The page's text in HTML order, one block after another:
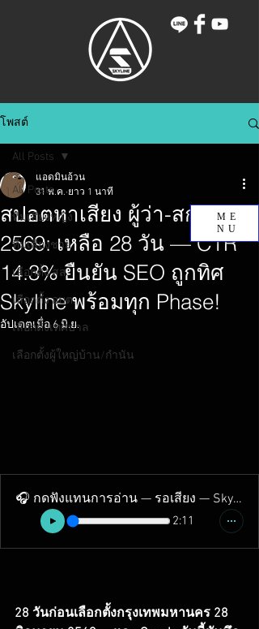
ME
NU
โพสต์
All Posts
ทีมเสียงหญิง
ทีมเสียงชาย
เลือกตั้ง สส.
เลือกตั้ง อบต.
เลือกตั้งเทศบาล
เลือกตั้งผู้ใหญ่บ้าน/กำนัน
All Posts
สปอตหาเสียง ผู้ว่า-สก. กทม.
2569: เหลือ 28 วัน — CTR
14.3% ยืนยัน SEO ถูกทิศ
Skyline พร้อมทุก Phase!
แอดมินอ้วน
31 พ.ค. ยาว 1 นาที
อัปเดตเมื่อ6 มิ.ย.
🎧 กดฟังแทนการอ่าน — รอเสียง — Skyline Studio
2:11
28 วันก่อนเลือกตั้งกรุงเทพมหานคร 28